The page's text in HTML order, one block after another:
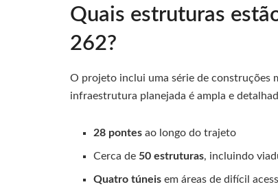
Quais estruturas
262?
O projeto inclui uma série de construções
infraestrutura planejada é ampla e
28 pontes ao longo do trajeto
Cerca de 50 estruturas, incluindo
Quatro túneis em áreas de difícil